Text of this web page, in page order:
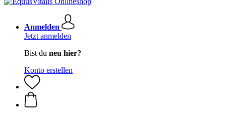
Anmelden
Jetzt anmelden
Bist du neu hier?
Konto erstellen